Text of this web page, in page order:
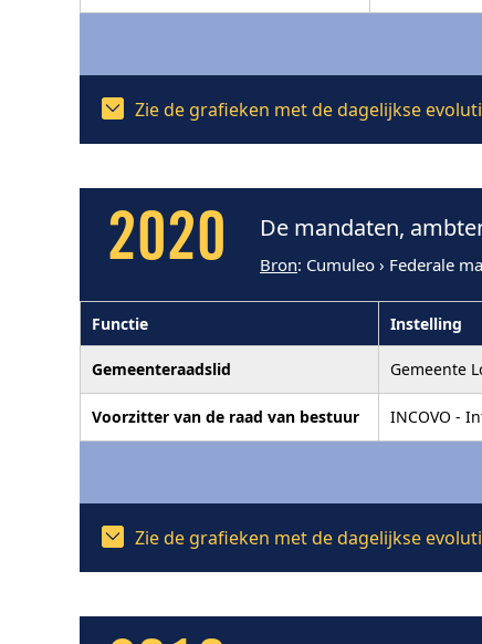
Zie de grafieken met de dagelijkse
2020 De mandaten,
Bron: Cumuleo › Federale
Functie Instelling
Gemeenteraadslid Gemeente
Voorzitter van de raad van bestuur INCOVO -
Zie de grafieken met de dagelijkse